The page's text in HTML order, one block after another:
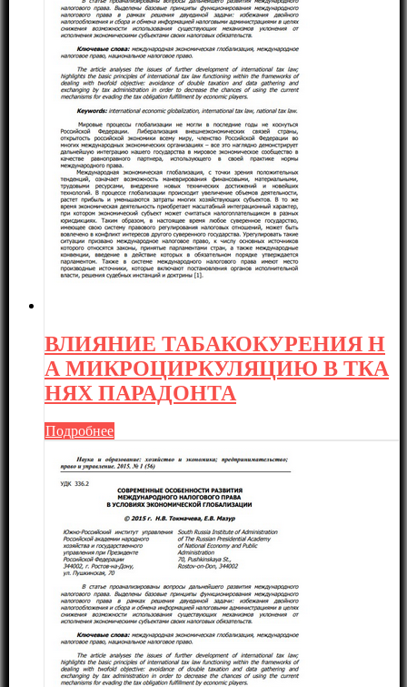
ВЛИЯНИЕ ТАБАКОКУРЕНИЯ Н
А МИКРОЦИРКУЛЯЦИЮ В ТКА
НЯХ ПАРАДОНТА
Подробнее